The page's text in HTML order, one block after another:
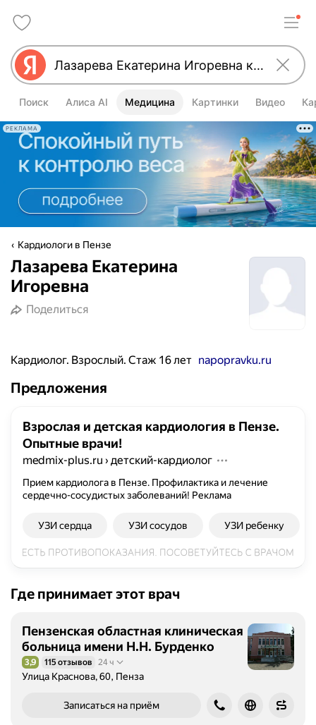
Поиск Алиса AI Медицина Картинки Видео
РЕКЛАМА
Кардиологи в Пензе
Лазарева Екатерина
Игоревна
Поделиться
Кардиолог. Взрослый. Стаж 16 лет napopravku.ru
Предложения
Взрослая и детская кардиология в Пензе.
Опытные врачи!
medmix-plus.ru › детский-кардиолог
Прием кардиолога в Пензе. Профилактика и лечение
сердечно-сосудистых заболеваний! Реклама
УЗИ сердца УЗИ сосудов УЗИ ребенку
Где принимает этот врач
Пензенская областная клиническая
больница имени Н.Н. Бурденко
Рейтинг 3,9 из 5
3,9 115 отзывов 24 ч
Улица Краснова, 60, Пенза
Записаться на приём